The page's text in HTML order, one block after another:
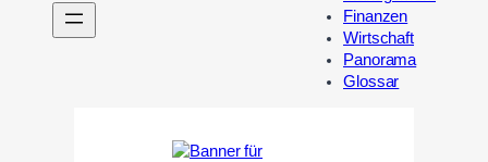
Finanzen
Wirtschaft
Panorama
Glossar